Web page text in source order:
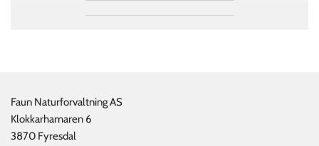
Faun Naturforvaltning AS
Klokkarhamaren 6
3870 Fyresdal